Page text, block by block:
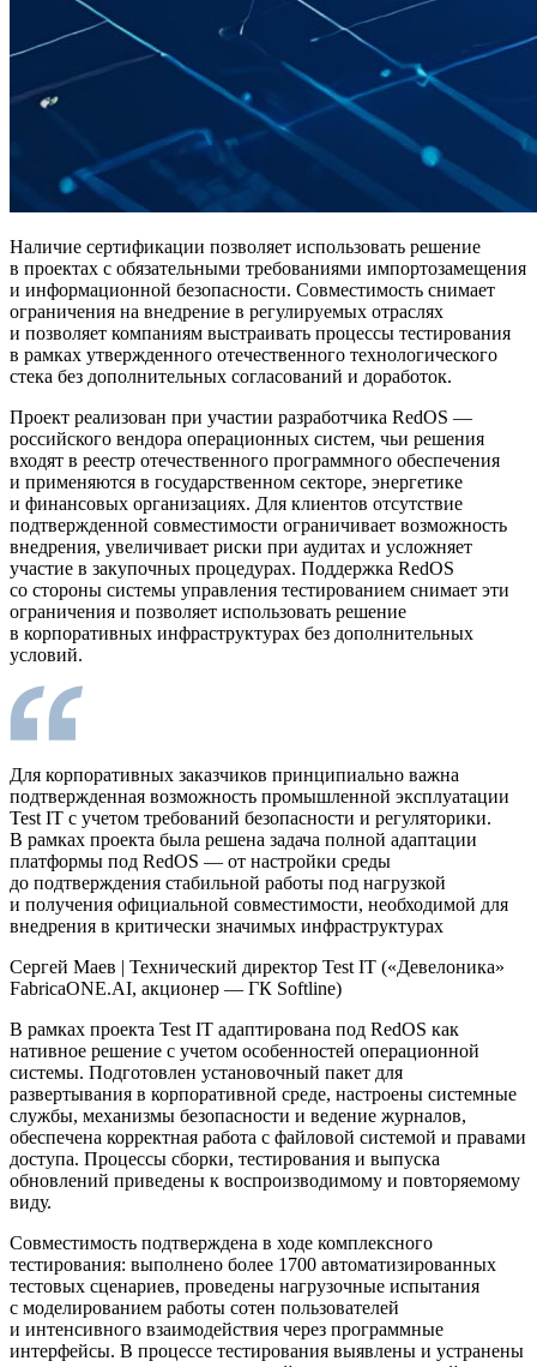
Наличие сертификации позволяет использовать решение
в проектах с обязательными требованиями импортозамещения
и информационной безопасности. Совместимость снимает
ограничения на внедрение в регулируемых отраслях
и позволяет компаниям выстраивать процессы тестирования
в рамках утвержденного отечественного технологического
стека без дополнительных согласований и доработок.
Проект реализован при участии разработчика RedOS —
российского вендора операционных систем, чьи решения
входят в реестр отечественного программного обеспечения
и применяются в государственном секторе, энергетике
и финансовых организациях. Для клиентов отсутствие
подтвержденной совместимости ограничивает возможность
внедрения, увеличивает риски при аудитах и усложняет
участие в закупочных процедурах. Поддержка RedOS
со стороны системы управления тестированием снимает эти
ограничения и позволяет использовать решение
в корпоративных инфраструктурах без дополнительных
условий.
Для корпоративных заказчиков принципиально важна
подтвержденная возможность промышленной эксплуатации
Test IT с учетом требований безопасности и регуляторики.
В рамках проекта была решена задача полной адаптации
платформы под RedOS — от настройки среды
до подтверждения стабильной работы под нагрузкой
и получения официальной совместимости, необходимой для
внедрения в критически значимых инфраструктурах
Сергей Маев | Технический директор Test IT («Девелоника»
FabricaONE.AI, акционер — ГК Softline)
В рамках проекта Test IT адаптирована под RedOS как
нативное решение с учетом особенностей операционной
системы. Подготовлен установочный пакет для
развертывания в корпоративной среде, настроены системные
службы, механизмы безопасности и ведение журналов,
обеспечена корректная работа с файловой системой и правами
доступа. Процессы сборки, тестирования и выпуска
обновлений приведены к воспроизводимому и повторяемому
виду.
Совместимость подтверждена в ходе комплексного
тестирования: выполнено более 1700 автоматизированных
тестовых сценариев, проведены нагрузочные испытания
с моделированием работы сотен пользователей
и интенсивного взаимодействия через программные
интерфейсы. В процессе тестирования выявлены и устранены